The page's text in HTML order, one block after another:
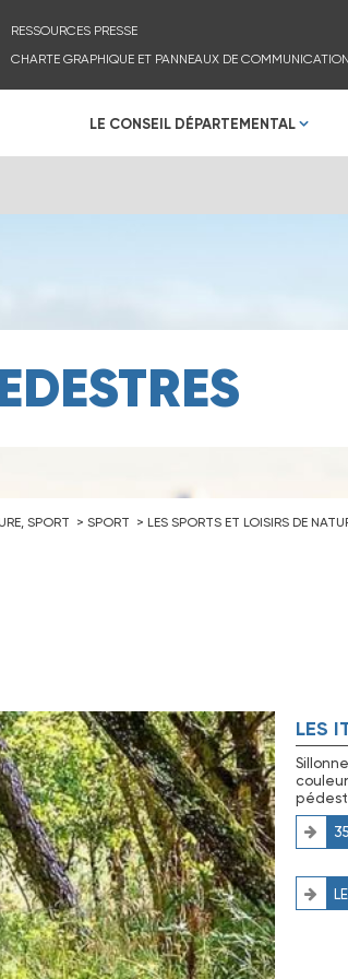
RESSOURCES PRESSE
CHARTE GRAPHIQUE ET PANNEAUX DE COMMUNICATION
LE CONSEIL DÉPARTEMENTAL
SPORT SPORT LES SPORTS ET LOISIRS DE
LES